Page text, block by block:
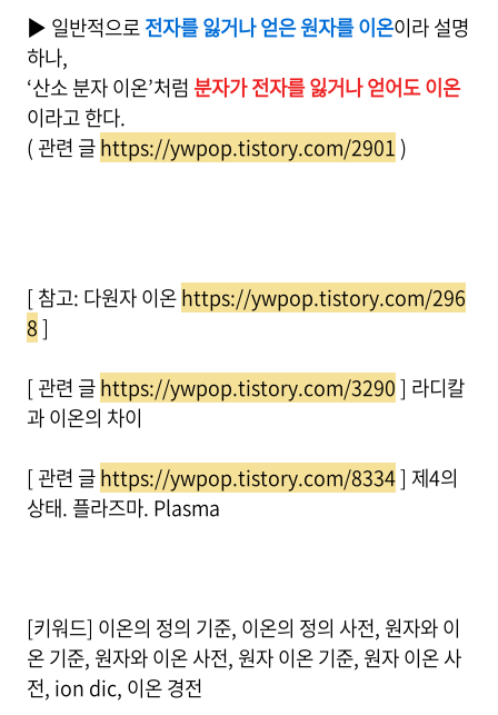
▶ 일반적으로전자를 잃거나 얻은 원자를 이온이라 설명
하나,
‘산소 분자 이온’처럼 분자가 전자를 잃거나 얻어도 이온
이라고 한다.
( 관련 글https://ywpop.tistory.com/2901 )
[ 참고: 다원자 이온https://ywpop.tistory.com/296
8]
[ 관련 글https://ywpop.tistory.com/3290] 라디칼
과 이온의 차이
[ 관련 글https://ywpop.tistory.com/8334] 제4의
상태. 플라즈마. Plasma
[키워드] 이온의 정의 기준, 이온의 정의 사전, 원자와 이
온 기준, 원자와 이온 사전, 원자 이온 기준, 원자 이온 사
전, ion dic, 이온 경전